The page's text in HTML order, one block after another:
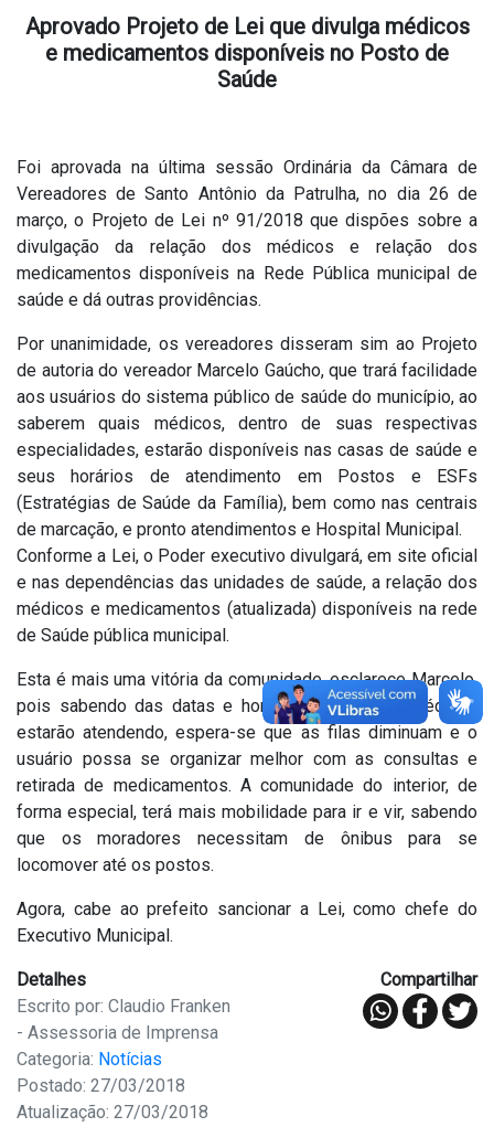
Aprovado Projeto de Lei que divulga médicos
e medicamentos disponíveis no Posto de
Saúde
Foi aprovada na última sessão Ordinária da Câmara de
Vereadores de Santo Antônio da Patrulha, no dia 26 de
março, o Projeto de Lei nº 91/2018 que dispões sobre a
divulgação da relação dos médicos e relação dos
medicamentos disponíveis na Rede Pública municipal de
saúde e dá outras providências.
Por unanimidade, os vereadores disseram sim ao Projeto
de autoria do vereador Marcelo Gaúcho, que trará facilidade
aos usuários do sistema público de saúde do município, ao
saberem quais médicos, dentro de suas respectivas
especialidades, estarão disponíveis nas casas de saúde e
seus horários de atendimento em Postos e ESFs
(Estratégias de Saúde da Família), bem como nas centrais
de marcação, e pronto atendimentos e Hospital Municipal.
Conforme a Lei, o Poder executivo divulgará, em site oficial
e nas dependências das unidades de saúde, a relação dos
médicos e medicamentos (atualizada) disponíveis na rede
de Saúde pública municipal.
Esta é mais uma vitória da comunidade, esclarece Marcelo,
pois sabendo das datas e horários em que os médicos
estarão atendendo, espera-se que as filas diminuam e o
usuário possa se organizar melhor com as consultas e
retirada de medicamentos. A comunidade do interior, de
forma especial, terá mais mobilidade para ir e vir, sabendo
que os moradores necessitam de ônibus para se
locomover até os postos.
Agora, cabe ao prefeito sancionar a Lei, como chefe do
Executivo Municipal.
Detalhes
Escrito por: Claudio Franken
- Assessoria de Imprensa
Categoria: Notícias
Postado: 27/03/2018
Atualização: 27/03/2018
Compartilhar